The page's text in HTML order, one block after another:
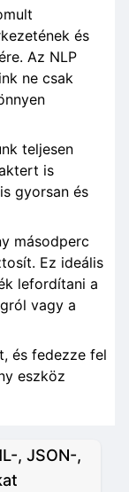
és
Az NLP
ne csak
teljesen
is
gyorsan és
másodperc
Ez ideális
lefordítani a
vagy a
és fedezze fel
eszköz
, JSON-,